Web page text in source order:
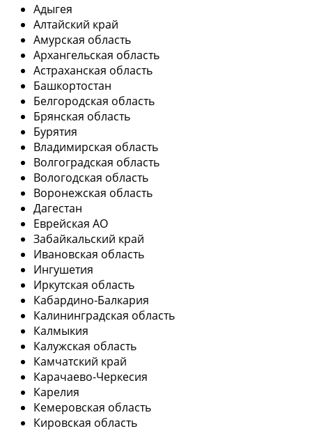
Адыгея
Алтайский край
Амурская область
Архангельская область
Астраханская область
Башкортостан
Белгородская область
Брянская область
Бурятия
Владимирская область
Волгоградская область
Вологодская область
Воронежская область
Дагестан
Еврейская АО
Забайкальский край
Ивановская область
Ингушетия
Иркутская область
Кабардино-Балкария
Калининградская область
Калмыкия
Калужская область
Камчатский край
Карачаево-Черкесия
Карелия
Кемеровская область
Кировская область